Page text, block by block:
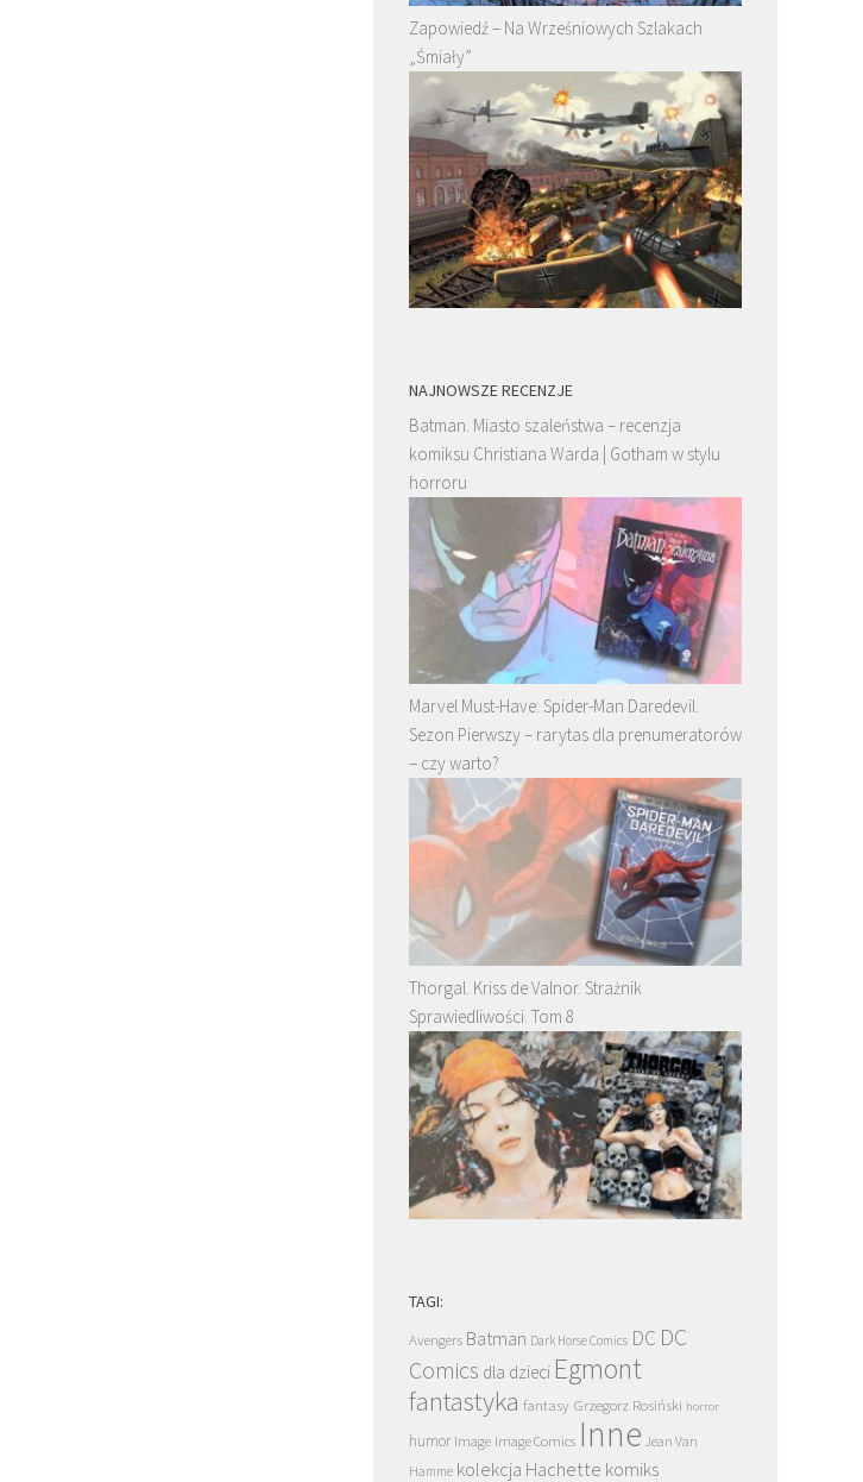
Zapowiedź – Na Wrześniowych Szlakach
„Śmiały”
NAJNOWSZE RECENZJE
Batman. Miasto szaleństwa – recenzja
komiksu Christiana Warda | Gotham w stylu
horroru
Marvel Must-Have: Spider-Man Daredevil.
Sezon Pierwszy – rarytas dla prenumeratorów
– czy warto?
Thorgal. Kriss de Valnor. Strażnik
Sprawiedliwości. Tom 8
TAGI:
Avengers Batman Dark Horse Comics DC DC
Comics dla dzieci Egmont
fantastyka fantasy Grzegorz Rosiński horror
humor Image Image Comics Inne Jean Van
Hamme kolekcja Hachette komiks